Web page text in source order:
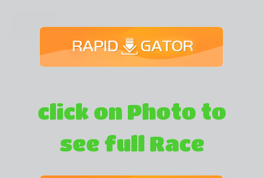
click on Photo to
see full Race